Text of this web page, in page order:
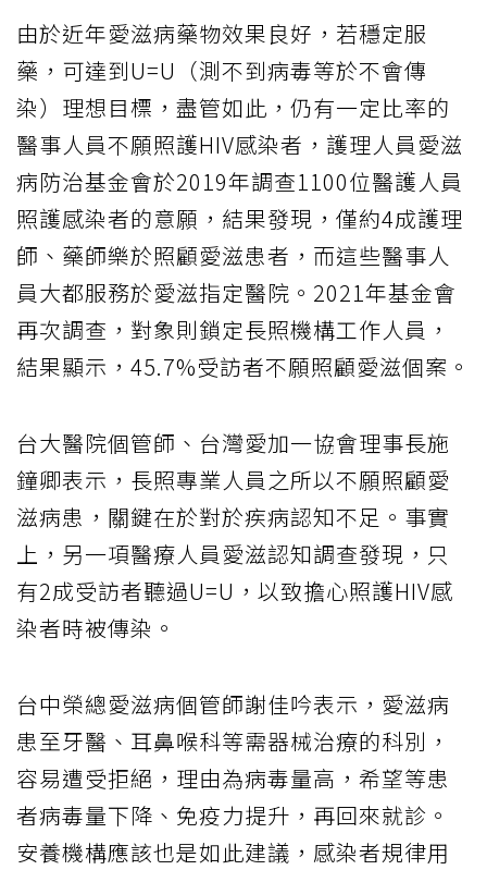
由於近年愛滋病藥物效果良好，若穩定服
藥，可達到U=U（測不到病毒等於不會傳
染）理想目標，盡管如此，仍有一定比率的
醫事人員不願照護HIV感染者，護理人員愛滋
病防治基金會於2019年調查1100位醫護人員
照護感染者的意願，結果發現，僅約4成護理
師、藥師樂於照顧愛滋患者，而這些醫事人
員大都服務於愛滋指定醫院。2021年基金會
再次調查，對象則鎖定長照機構工作人員，
結果顯示，45.7%受訪者不願照顧愛滋個案。
台大醫院個管師、台灣愛加一協會理事長施
鐘卿表示，長照專業人員之所以不願照顧愛
滋病患，關鍵在於對於疾病認知不足。事實
上，另一項醫療人員愛滋認知調查發現，只
有2成受訪者聽過U=U，以致擔心照護HIV感
染者時被傳染。
台中榮總愛滋病個管師謝佳吟表示，愛滋病
患至牙醫、耳鼻喉科等需器械治療的科別，
容易遭受拒絕，理由為病毒量高，希望等患
者病毒量下降、免疫力提升，再回來就診。
安養機構應該也是如此建議，感染者規律用